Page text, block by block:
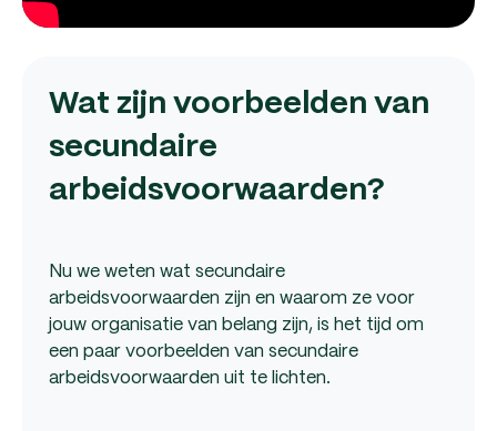
Wat zijn voorbeelden van
secundaire
arbeidsvoorwaarden?
Nu we weten wat secundaire
arbeidsvoorwaarden zijn en waarom ze voor
jouw organisatie van belang zijn, is het tijd om
een paar voorbeelden van secundaire
arbeidsvoorwaarden uit te lichten.